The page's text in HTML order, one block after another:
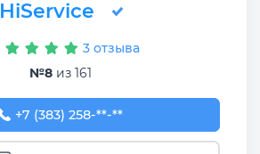
HiService
3 отзыва
№8 из 161
+7 (383) 258-36-77
+7 (383) 258-**-**